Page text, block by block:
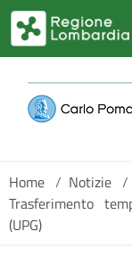
Salta al contenuto
Home / Notizie /
Trasferimento
(UPG)